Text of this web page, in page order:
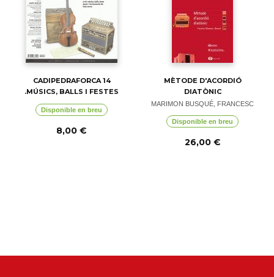
CADIPEDRAFORCA 14
.MÚSICS, BALLS I FESTES
Disponible en breu
8,00 €
MÈTODE D'ACORDIÓ
DIATÒNIC
MARIMON BUSQUÉ, FRANCESC
Disponible en breu
26,00 €